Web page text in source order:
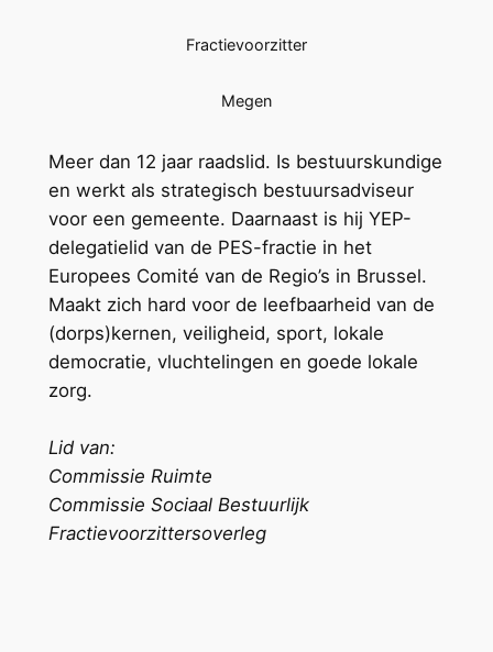
Fractievoorzitter
Megen
Meer dan 12 jaar raadslid. Is bestuurskundige
en werkt als strategisch bestuursadviseur
voor een gemeente. Daarnaast is hij YEP-
delegatielid van de PES-fractie in het
Europees Comité van de Regio’s in Brussel.
Maakt zich hard voor de leefbaarheid van de
(dorps)kernen, veiligheid, sport, lokale
democratie, vluchtelingen en goede lokale
zorg.
Lid van:
Commissie Ruimte
Commissie Sociaal Bestuurlijk
Fractievoorzittersoverleg